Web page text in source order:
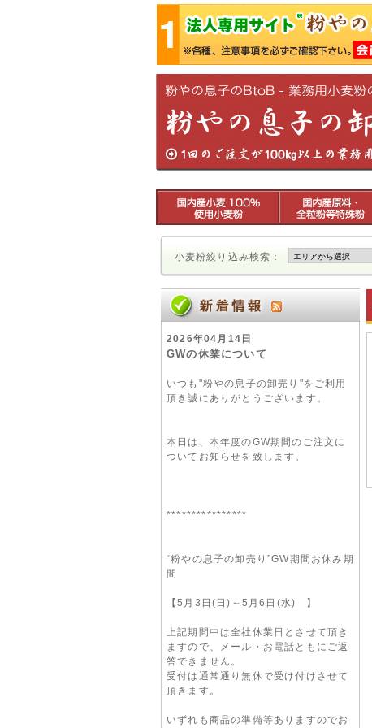
小麦粉絞り込み検索：
2026年04月14日
GWの休業について
いつも"粉やの息子の卸売り"をご利用
頂き誠にありがとうございます。
本日は、本年度のGW期間のご注文に
ついてお知らせを致します。
****************
“粉やの息子の卸売り”GW期間お休み期
間
【5月3日(日)～5月6日(水) 】
上記期間中は全社休業日とさせて頂き
ますので、メール・お電話ともにご返
答できません。
受付は通常通り無休で受け付けさせて
頂きます。
いずれも商品の準備等ありますのでお